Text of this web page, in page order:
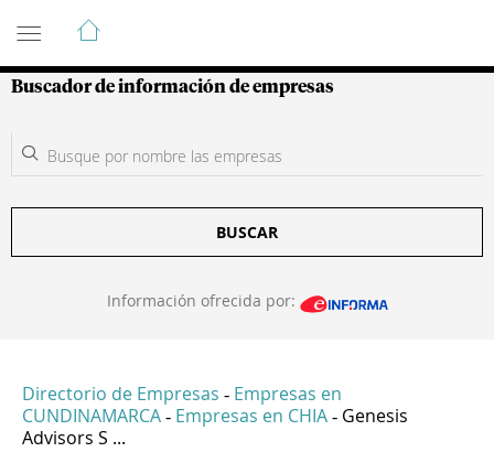
Guía de Empresas Colombianas
Buscador de información de empresas
BUSCAR
Información ofrecida por:
Directorio de Empresas - Empresas en
CUNDINAMARCA - Empresas en CHIA - Genesis
Advisors S ...